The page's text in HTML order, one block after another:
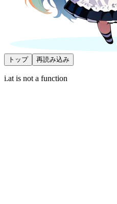
トップ 再読み込み
i.at is not a function